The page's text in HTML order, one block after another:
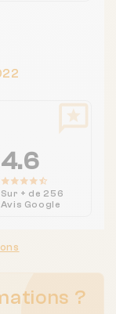
4.6
Sur + de 256
Avis Google
?